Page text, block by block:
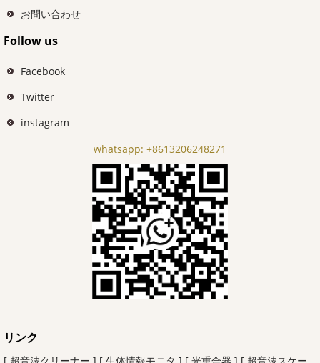
お問い合わせ
Follow us
Facebook
Twitter
instagram
whatsapp: +8613206248271
リンク